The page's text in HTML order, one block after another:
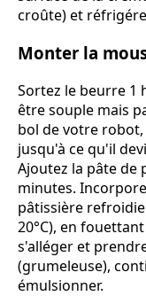
croûte) et
Monter la
Sortez le beurre
être souple mais
bol de votre
jusqu'à ce qu'il
Ajoutez la pâte de
minutes.
pâtissière
20°C), en
s'alléger et
(grumeleuse),
émulsionner.